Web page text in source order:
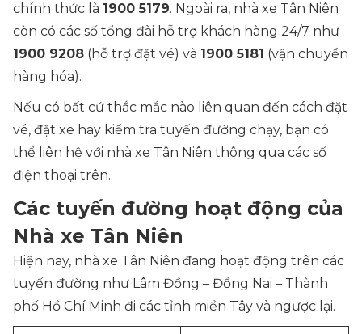
chính thức là 1900 5179. Ngoài ra, nhà xe Tân Niên
còn có các số tổng đài hỗ trợ khách hàng 24/7 như
1900 9208 (hỗ trợ đặt vé) và 1900 5181 (vận chuyển
hàng hóa).
Nếu có bất cứ thắc mắc nào liên quan đến cách đặt
vé, đặt xe hay kiểm tra tuyến đường chạy, bạn có
thể liên hệ với nhà xe Tân Niên thông qua các số
điện thoại trên.
Các tuyến đường hoạt động của
Nhà xe Tân Niên
Hiện nay, nhà xe Tân Niên đang hoạt động trên các
tuyến đường như Lâm Đồng – Đồng Nai – Thành
phố Hồ Chí Minh đi các tỉnh miền Tây và ngược lại.